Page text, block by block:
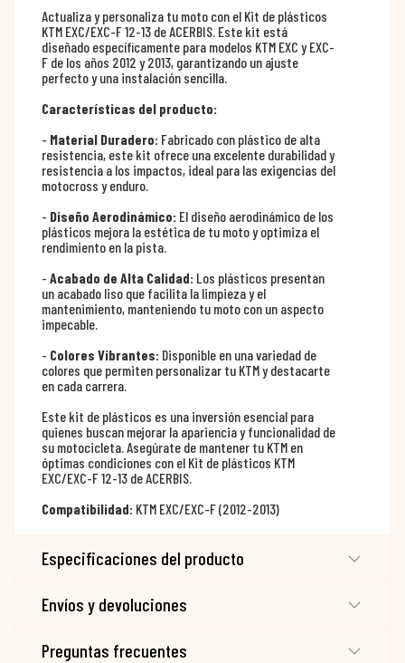
Actualiza y personaliza tu moto con el Kit de plásticos
KTM EXC/EXC-F 12-13 de ACERBIS. Este kit está
diseñado específicamente para modelos KTM EXC y EXC-
F de los años 2012 y 2013, garantizando un ajuste
perfecto y una instalación sencilla.
Características del producto:
- Material Duradero: Fabricado con plástico de alta
resistencia, este kit ofrece una excelente durabilidad y
resistencia a los impactos, ideal para las exigencias del
motocross y enduro.
- Diseño Aerodinámico: El diseño aerodinámico de los
plásticos mejora la estética de tu moto y optimiza el
rendimiento en la pista.
- Acabado de Alta Calidad: Los plásticos presentan
un acabado liso que facilita la limpieza y el
mantenimiento, manteniendo tu moto con un aspecto
impecable.
- Colores Vibrantes: Disponible en una variedad de
colores que permiten personalizar tu KTM y destacarte
en cada carrera.
Este kit de plásticos es una inversión esencial para
quienes buscan mejorar la apariencia y funcionalidad de
su motocicleta. Asegúrate de mantener tu KTM en
óptimas condiciones con el Kit de plásticos KTM
EXC/EXC-F 12-13 de ACERBIS.
Compatibilidad: KTM EXC/EXC-F (2012-2013)
Especificaciones del producto
Envíos y devoluciones
Preguntas frecuentes